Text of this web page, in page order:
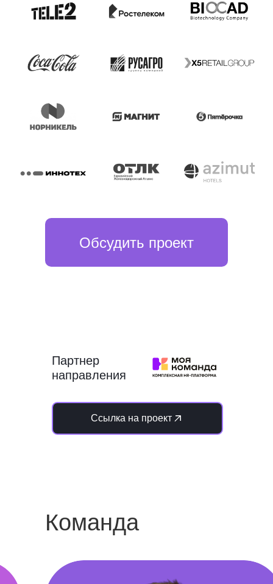
Обсудить проект
Партнер
направления
Ссылка на проект
Команда